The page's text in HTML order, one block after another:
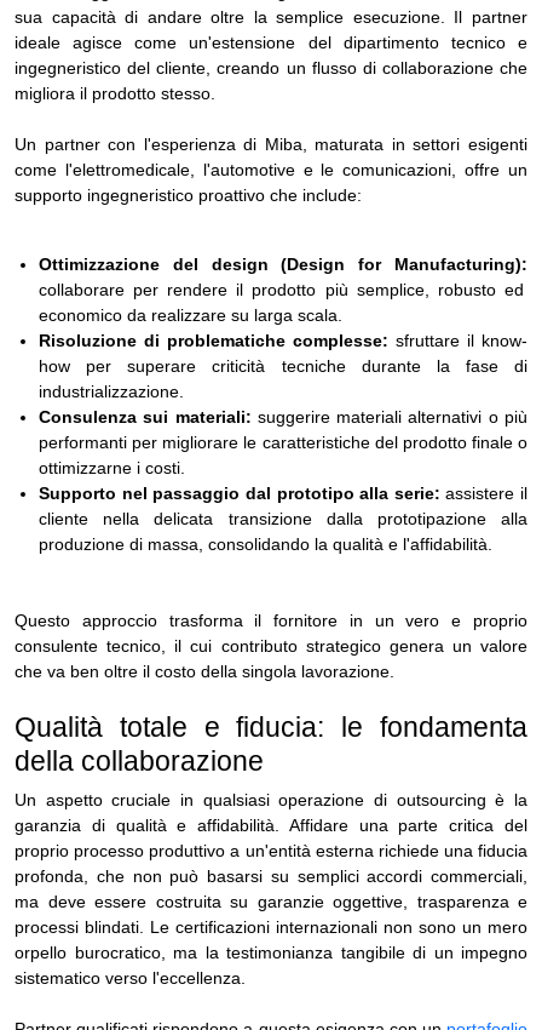
sua capacità di andare oltre la semplice esecuzione. Il partner
ideale agisce come un'estensione del dipartimento tecnico e
ingegneristico del cliente, creando un flusso di collaborazione che
migliora il prodotto stesso.
Un partner con l'esperienza di Miba, maturata in settori esigenti
come l'elettromedicale, l'automotive e le comunicazioni, offre un
supporto ingegneristico proattivo che include:
Ottimizzazione del design (Design for Manufacturing):
collaborare per rendere il prodotto più semplice, robusto ed
economico da realizzare su larga scala.
Risoluzione di problematiche complesse: sfruttare il know-
how per superare criticità tecniche durante la fase di
industrializzazione.
Consulenza sui materiali: suggerire materiali alternativi o più
performanti per migliorare le caratteristiche del prodotto finale o
ottimizzarne i costi.
Supporto nel passaggio dal prototipo alla serie:assistere il
cliente nella delicata transizione dalla prototipazione alla
produzione di massa, consolidando la qualità e l'affidabilità.
Questo approccio trasforma il fornitore in un vero e proprio
consulente tecnico, il cui contributo strategico genera un valore
che va ben oltre il costo della singola lavorazione.
Qualità totale e fiducia: le fondamenta
della collaborazione
Un aspetto cruciale in qualsiasi operazione di outsourcing è la
garanzia di qualità e affidabilità. Affidare una parte critica del
proprio processo produttivo a un'entità esterna richiede una fiducia
profonda, che non può basarsi su semplici accordi commerciali,
ma deve essere costruita su garanzie oggettive, trasparenza e
processi blindati. Le certificazioni internazionali non sono un mero
orpello burocratico, ma la testimonianza tangibile di un impegno
sistematico verso l'eccellenza.